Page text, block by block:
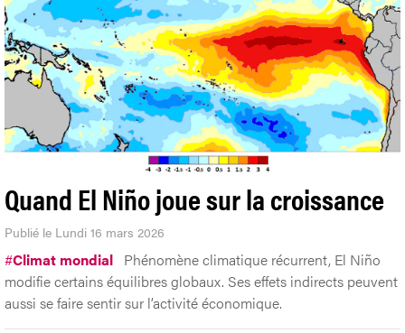
Quand El Niño joue sur la croissance
Publié le Lundi 16 mars 2026
#Climat mondial Phénomène climatique récurrent, El Niño
modifie certains équilibres globaux. Ses effets indirects peuvent
aussi se faire sentir sur l’activité économique.